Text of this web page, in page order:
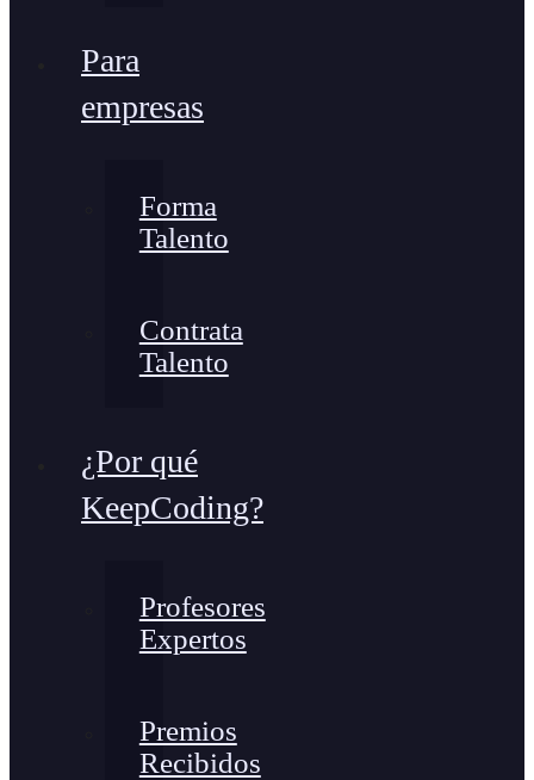
Para
empresas
Forma
Talento
Contrata
Talento
¿Por qué
KeepCoding?
Profesores
Expertos
Premios
Recibidos